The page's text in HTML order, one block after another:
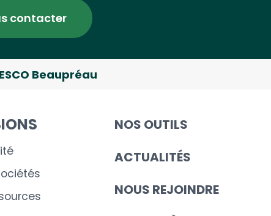
contacter
Beaupréau
NOS OUTILS
ACTUALITÉS
NOUS REJOINDRE